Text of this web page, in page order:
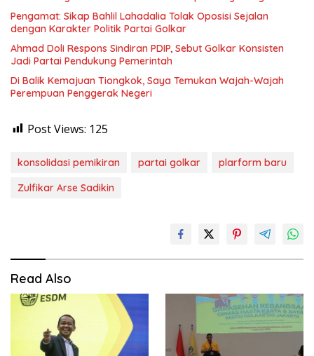
Pengamat: Sikap Bahlil Lahadalia Tolak Oposisi Sejalan
dengan Karakter Politik Partai Golkar
Ahmad Doli Respons Sindiran PDIP, Sebut Golkar Konsisten
Jadi Partai Pendukung Pemerintah
Di Balik Kemajuan Tiongkok, Saya Temukan Wajah-Wajah
Perempuan Penggerak Negeri
Post Views: 125
konsolidasi pemikiran partai golkar
plarform baru
Zulfikar Arse Sadikin
Read Also